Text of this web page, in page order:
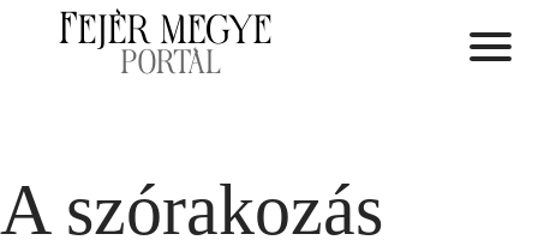
A szórakozás